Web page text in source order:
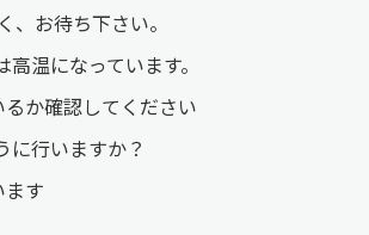
お待ち下さい。
温になっています。
か確認してください
に行いますか？
す